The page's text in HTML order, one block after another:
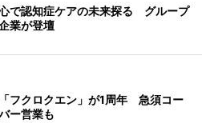
で認知症ケアの未来探る グループ
業が登壇
フクロクエン」が1周年 急須コー
ー営業も